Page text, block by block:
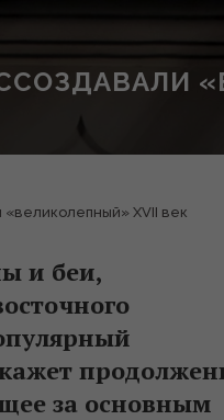
XVII век
и беи,
за основным